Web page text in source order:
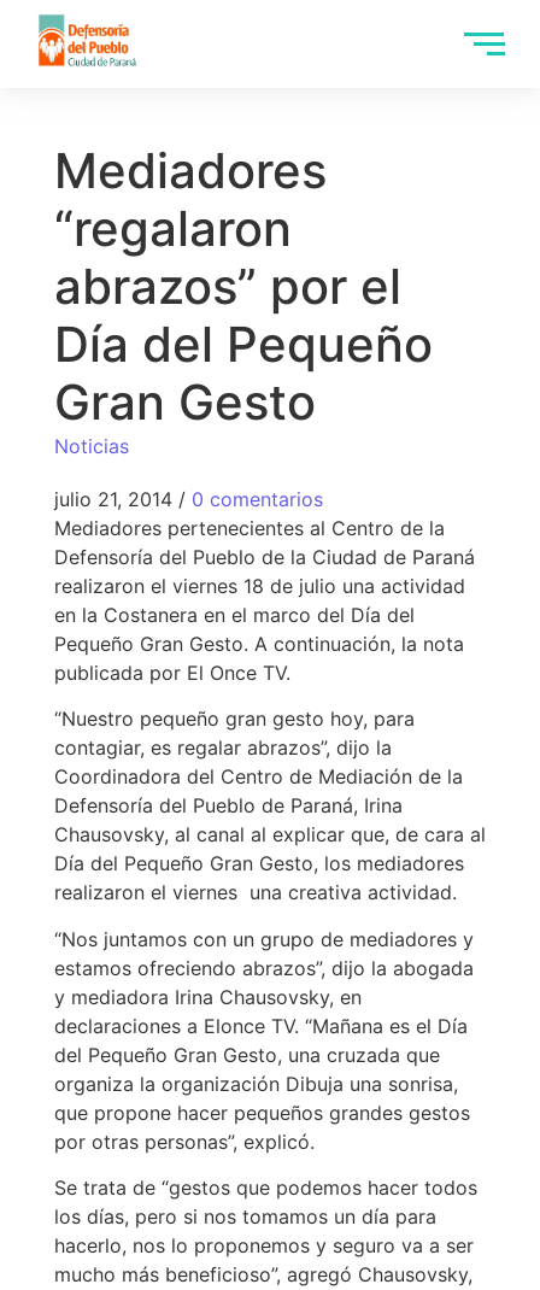
Mediadores
“regalaron
abrazos” por el
Día del Pequeño
Gran Gesto
Noticias
julio 21, 2014 / 0 comentarios
Mediadores pertenecientes al Centro de la
Defensoría del Pueblo de la Ciudad de Paraná
realizaron el viernes 18 de julio una actividad
en la Costanera en el marco del Día del
Pequeño Gran Gesto. A continuación, la nota
publicada por El Once TV.
“Nuestro pequeño gran gesto hoy, para
contagiar, es regalar abrazos”, dijo la
Coordinadora del Centro de Mediación de la
Defensoría del Pueblo de Paraná, Irina
Chausovsky, al canal al explicar que, de cara al
Día del Pequeño Gran Gesto, los mediadores
realizaron el viernes una creativa actividad.
“Nos juntamos con un grupo de mediadores y
estamos ofreciendo abrazos”, dijo la abogada
y mediadora Irina Chausovsky, en
declaraciones a Elonce TV. “Mañana es el Día
del Pequeño Gran Gesto, una cruzada que
organiza la organización Dibuja una sonrisa,
que propone hacer pequeños grandes gestos
por otras personas”, explicó.
Se trata de “gestos que podemos hacer todos
los días, pero si nos tomamos un día para
hacerlo, nos lo proponemos y seguro va a ser
mucho más beneficioso”, agregó Chausovsky,